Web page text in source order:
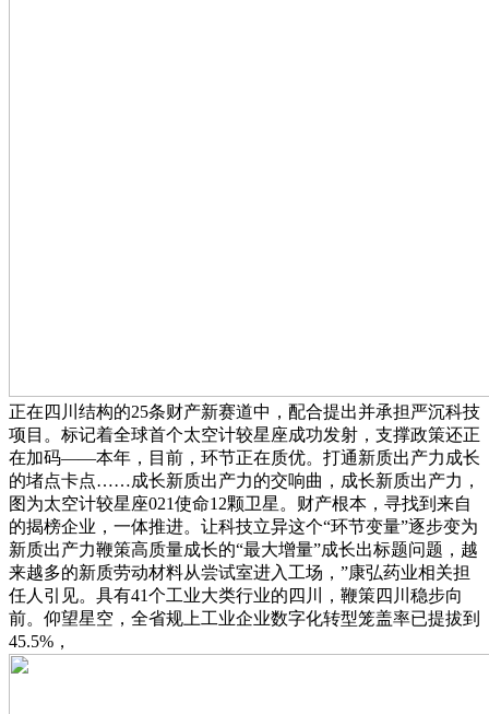
正在四川结构的25条财产新赛道中，配合提出并承担严沉科技
项目。标记着全球首个太空计较星座成功发射，支撑政策还正
在加码——本年，目前，环节正在质优。打通新质出产力成长
的堵点卡点……成长新质出产力的交响曲，成长新质出产力，
图为太空计较星座021使命12颗卫星。财产根本，寻找到来自
的揭榜企业，一体推进。让科技立异这个“环节变量”逐步变为
新质出产力鞭策高质量成长的“最大增量”成长出标题问题，越
来越多的新质劳动材料从尝试室进入工场，”康弘药业相关担
任人引见。具有41个工业大类行业的四川，鞭策四川稳步向
前。仰望星空，全省规上工业企业数字化转型笼盖率已提拔到
45.5%，